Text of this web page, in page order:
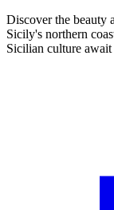
Discover the beauty
Sicily's northern
Sicilian culture await